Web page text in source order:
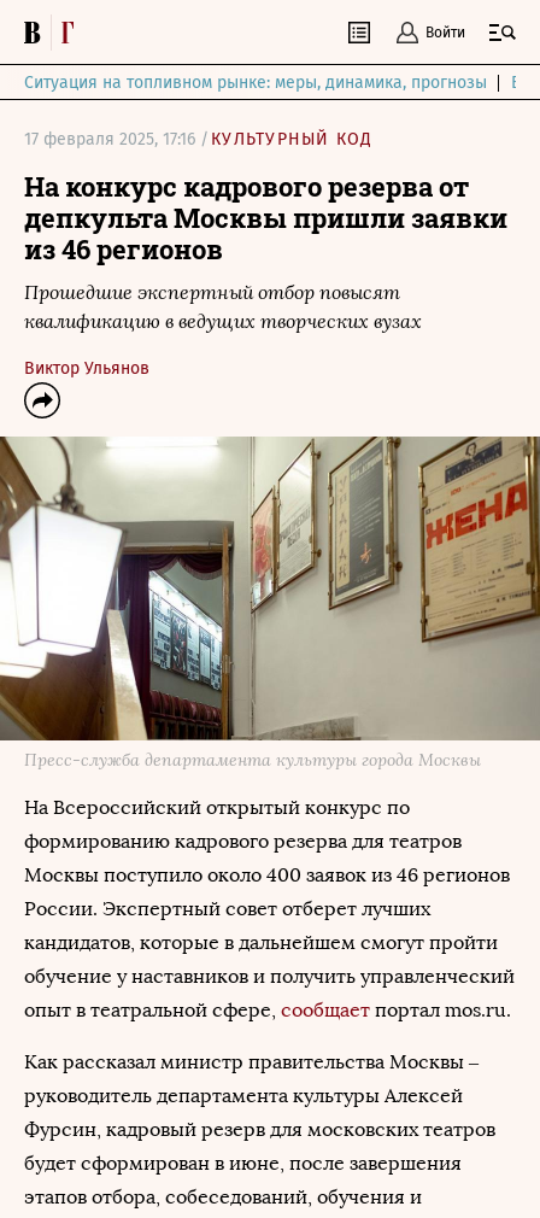
Войти
Ситуация на топливном рынке: меры, динамика, прогнозы
17 февраля 2025, 17:16 / КУЛЬТУРНЫЙ КОД
На конкурс кадрового резерва от
депкульта Москвы пришли заявки
из 46 регионов
Прошедшие экспертный отбор повысят
квалификацию в ведущих творческих вузах
Виктор Ульянов
Пресс-служба департамента культуры города Москвы
На Всероссийский открытый конкурс по
формированию кадрового резерва для театров
Москвы поступило около 400 заявок из 46 регионов
России. Экспертный совет отберет лучших
кандидатов, которые в дальнейшем смогут пройти
обучение у наставников и получить управленческий
опыт в театральной сфере, сообщает портал mos.ru.
Как рассказал министр правительства Москвы –
руководитель департамента культуры Алексей
Фурсин, кадровый резерв для московских театров
будет сформирован в июне, после завершения
этапов отбора, собеседований, обучения и